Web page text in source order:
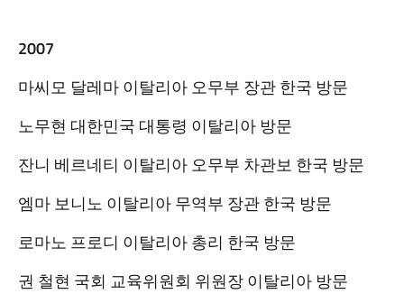
2007
마씨모 달레마 이탈리아 오무부 장관 한국 방문
노무현 대한민국 대통령 이탈리아 방문
잔니 베르네티 이탈리아 오무부 차관보 한국 방문
엠마 보니노 이탈리아 무역부 장관 한국 방문
로마노 프로디 이탈리아 총리 한국 방문
권 철현 국회 교육위원회 위원장 이탈리아 방문